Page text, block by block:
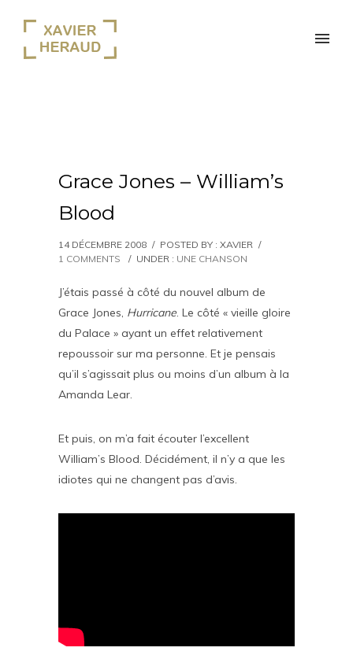
Grace Jones – William’s
Blood
14 DÉCEMBRE 2008 / POSTED BY : XAVIER /
1 COMMENTS
/ UNDER : UNE CHANSON
J’étais passé à côté du nouvel album de
Grace Jones, Hurricane. Le côté « vieille gloire
du Palace » ayant un effet relativement
repoussoir sur ma personne. Et je pensais
qu’il s’agissait plus ou moins d’un album à la
Amanda Lear.
Et puis, on m’a fait écouter l’excellent
William’s Blood. Décidément, il n’y a que les
idiotes qui ne changent pas d’avis.